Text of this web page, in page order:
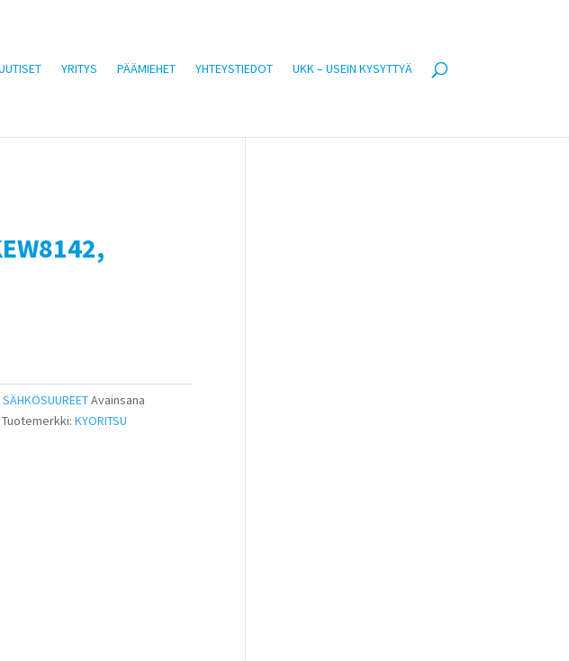
YRITYS PÄÄMIEHET YHTEYSTIEDOT UKK – USEIN KYSYTTYÄ
SÄHKÖSUUREETAvainsana
Tuotemerkki:KYORITSU